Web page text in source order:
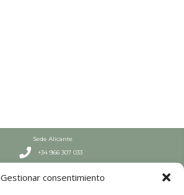
Gestionar consentimiento
Sede Alicante
 +34 966 307 033
L-J: 7:30-19 h | V: 8-19 h